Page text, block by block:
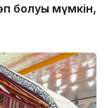
болуы мүмкін,